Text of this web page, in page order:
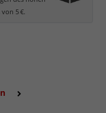
5 €.